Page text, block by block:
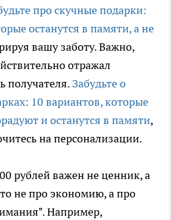
про скучные подарки:
останутся в памяти, а не
вашу заботу. Важно,
отражал
получателя. Забудьте о
10 вариантов, которые
и останутся в памяти,
на персонализации.
рублей важен не ценник, а
не про экономию, а про
Например,